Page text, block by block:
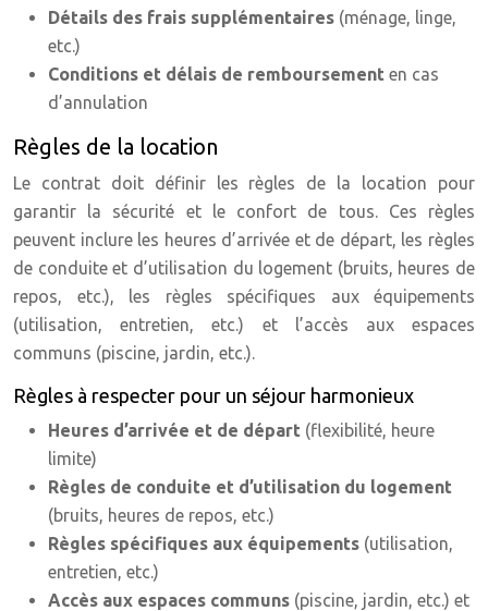
Détails des frais supplémentaires (ménage, linge,
etc.)
Conditions et délais de remboursement en cas
d’annulation
Règles de la location
Le contrat doit définir les règles de la location pour
garantir la sécurité et le confort de tous. Ces règles
peuvent inclure les heures d’arrivée et de départ, les règles
de conduite et d’utilisation du logement (bruits, heures de
repos, etc.), les règles spécifiques aux équipements
(utilisation, entretien, etc.) et l’accès aux espaces
communs (piscine, jardin, etc.).
Règles à respecter pour un séjour harmonieux
Heures d’arrivée et de départ (flexibilité, heure
limite)
Règles de conduite et d’utilisation du logement
(bruits, heures de repos, etc.)
Règles spécifiques aux équipements (utilisation,
entretien, etc.)
Accès aux espaces communs (piscine, jardin, etc.) et